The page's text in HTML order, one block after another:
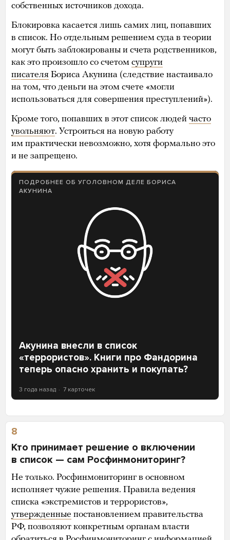
собственных источников дохода.
Блокировка касается лишь самих лиц, попавших
в список. Но отдельным решением суда в теории
могут быть заблокированы и счета родственников,
как это произошло со счетом супруги
писателя Бориса Акунина (следствие настаивало
на том, что деньги на этом счете «могли
использоваться для совершения преступлений»).
Кроме того, попавших в этот список людей часто
увольняют. Устроиться на новую работу
им практически невозможно, хотя формально это
и не запрещено.
ПОДРОБНЕЕ ОБ УГОЛОВНОМ ДЕЛЕ БОРИСА
АКУНИНА
Акунина внесли в список
«террористов». Книги про Фандорина
теперь опасно хранить и покупать?
3 года назад 7 карточек
8
Кто принимает решение о включении
в список — сам Росфинмониторинг?
Не только. Росфинмониторинг в основном
исполняет чужие решения. Правила ведения
списка «экстремистов и террористов»,
утвержденные постановлением правительства
РФ, позволяют конкретным органам власти